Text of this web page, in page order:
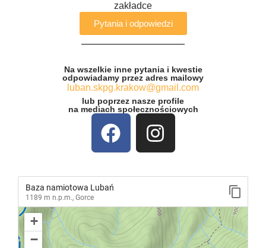
zakładce
Pytania i odpowiedzi
Na wszelkie inne pytania i kwestie
odpowiadamy przez adres mailowy
luban.skpg.krakow@gmail.com
lub poprzez nasze profile
na mediach społecznościowych